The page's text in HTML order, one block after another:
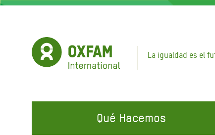
Pasar
La igualdad es el
Qué Hacemos